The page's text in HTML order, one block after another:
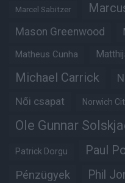
Marcel Sabitzer
Mason Greenwood
Matheus Cunha
Michael Carrick
Női csapat Norwich
Ole Gunnar
Patrick Dorgu Paul
Pénzügyek Phil